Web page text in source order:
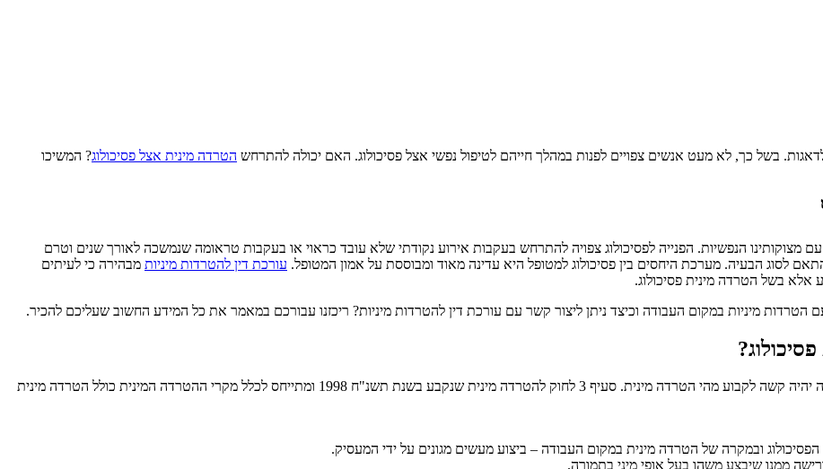
בשל כך, לא מעט אנשים צפויים לפנות במהלך חייהם לטיפול נפשי אצל פסיכולוג. האם יכולה להתרחש הטרדה מינית אצל פסיכולוג? המשיכו
עם מצוקותינו הנפשיות. הפנייה לפסיכולוג צפויה להתרחש בעקבות אירוע נקודתי שלא עובד כראוי או בעקבות טראומה שנמשכה לאורך שנים וטרם
לסוג הבעיה. מערכת היחסים בין פסיכולוג למטופל היא עדינה מאוד ומבוססת על אמון המטופל. עורכת דין להטרדות מיניות מבהירה כי לעיתים
אלא בשל הטרדה מינית פסיכולוג.
הטרדות מיניות במקום העבודה וכיצד ניתן ליצור קשר עם עורכת דין להטרדות מיניות? ריכזנו עבורכם במאמר את כל המידע החשוב שעליכם להכיר.
עורכת דין להטרדות מיניות מבהירה כי לאדם שאינו בקיא בחוק ובפסיקה יהיה קשה לקבוע מהי הטרדה מינית. סעיף 3 לחוק להטרדה מינית שנקבע בשנת תשנ"ח 1998 ומתייחס לכלל מקרי ההטרדה המינית כולל הטרדה מינית
ובמקרה של הטרדה מינית במקום העבודה – ביצוע מעשים מגונים על ידי המעסיק.
ממנו שיבצע משהו בעל אופי מיני בתמורה.